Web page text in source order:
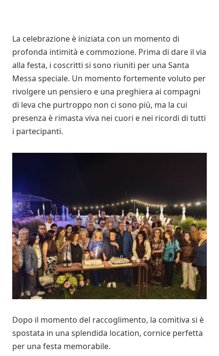
La celebrazione è iniziata con un momento di
profonda intimità e commozione. Prima di dare il via
alla festa, i coscritti si sono riuniti per una Santa
Messa speciale. Un momento fortemente voluto per
rivolgere un pensiero e una preghiera ai compagni
di leva che purtroppo non ci sono più, ma la cui
presenza è rimasta viva nei cuori e nei ricordi di tutti
i partecipanti.
Dopo il momento del raccoglimento, la comitiva si è
spostata in una splendida location, cornice perfetta
per una festa memorabile.